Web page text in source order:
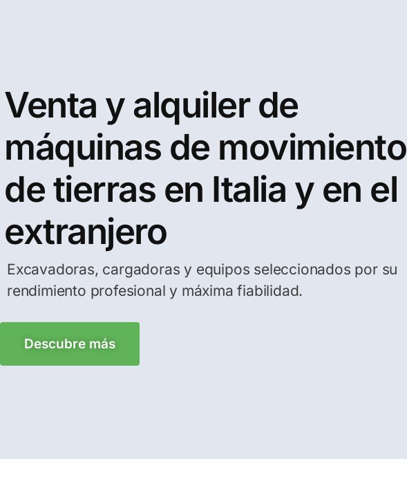
Venta y alquiler de
máquinas de movimiento
de tierras en Italia y en el
extranjero
Excavadoras, cargadoras y equipos seleccionados por su
rendimiento profesional y máxima fiabilidad.
Descubre más